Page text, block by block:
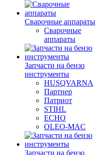
Сварочные аппараты
Сварочные
аппараты
Запчасти на бензо
инструменты
HUSQVARNA
Партнер
Патриот
STIHL
ECHO
OLEO-MAC
Запчасти на бензо